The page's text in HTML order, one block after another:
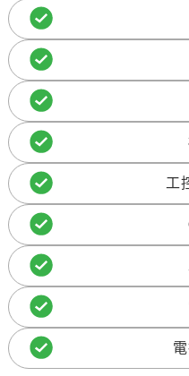
工